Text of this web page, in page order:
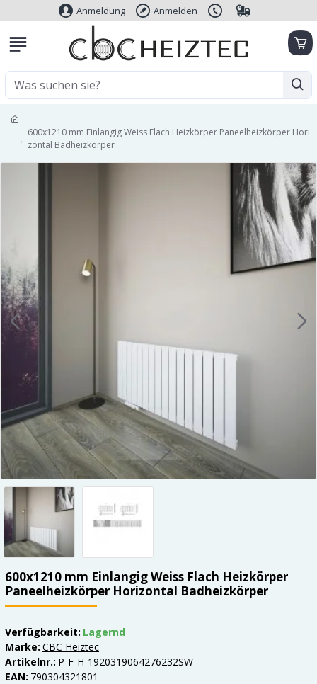
Anmeldung Anmelden
600x1210 mm Einlangig Weiss Flach Heizkörper Paneelheizkörper Hori
zontal Badheizkörper
600x1210 mm Einlangig Weiss Flach Heizkörper
Paneelheizkörper Horizontal Badheizkörper
Verfügbarkeit: Lagernd
Marke: CBC Heiztec
Artikelnr.: P-F-H-1920319064276232SW
EAN: 790304321801